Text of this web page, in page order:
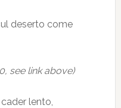
deserto come
see link above)
cader lento,